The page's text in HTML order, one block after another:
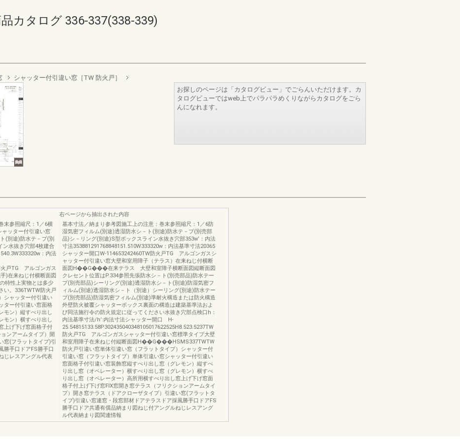
カタログ 336-337(338-339)
シャッター付引違い窓［TW 防火戸］
お探しのページは「カタログビュー」でごらんいただけます。カ
タログビューではweb上でパラパラめくりながらカタログをごら
んになれます。
末参照縮尺：1／6横
ッター付引違い窓
(別途)防水テ－プ(別
ン水抜き穴部4枚建合
：内法
火戸TG アルゴンガス
)在来ねじ付横断面図
性上実物とは多少
い。336TWTW防火戸
シャッター付引違い
ター付引違い窓面格
モン）縦すべり出し
モン）横すべり出し
上げ下げ窓面格子付
ンアームタイプ）開
窓(フラットタイプ)引
勝手口ドアFS勝手口
じレスアングル代表
右ページから抽出された内容
基本寸法／納まり参考図施工上の注意：巻末参照縮尺：1／6防
湿気密フィルム(別途)透湿防水シ－ト(別途)防水テ－プ(別売部
品)シ－リング(別途)S型ボックスライン水抜き穴部353w’：内法
寸法353881291768848151.510W333320w：内法基準寸法20365
シャッター開口W-114653242460TW防火戸TG アルゴンガスシ
ャッター付引違い窓大壁和室用障子（テラス）在来ねじ付横断
面図H��G���在来テラス 大壁和室障子横断面図縦断面図
クレセント位置はP.334参照先張防水シ－ト(別売部品)防水テー
プ(別売部品)シーリング(別途)透湿防水シ－ト(別途)防湿気密フ
ィルム(別途)透湿防水シ－ト（別途）シーリング(別途)防水テー
プ(別売部品)防湿気密フィルム(別途)準耐火構造または防火構造
外壁防火被覆シャッターボックス裏面の構造は建築基準法およ
び同法施行令の防火規定に従ってください水抜き穴部点検口h：
内法基準寸法/h’:内法寸法シャッター開口 H-
25.54815133.58P302435040348105017622525H8.523.5237TW
防火戸TG アルゴンガスシャッター付引違い窓標準タイプ大壁
和室用障子在来ねじ付縦断面図H��G���HSMS337TWTW
防火戸引違い窓単体引違い窓（フラットタイプ）シャッター付
引違い窓（フラットタイプ）単体引違い窓シャッター付引違い
窓面格子付引違い窓装飾窓縦すべり出し窓（グレモン）縦すべ
り出し窓（オペレーター）横すべり出し窓（グレモン）横すべ
り出し窓（オペレーター）高所用横すべり出し窓上げ下げ窓面
格子付上げ下げ窓FIX窓開き窓テラス（フリクションアームタイ
プ）開き窓テラス（ドアクローザタイプ）引違い窓(フラットタ
イプ)引違い窓連窓・段窓部材ドアテラスドア採風勝手口ドアFS
勝手口ドア共通有償品納まり図ねじ付アングルねじレスアング
ル代表納まり図関連情報